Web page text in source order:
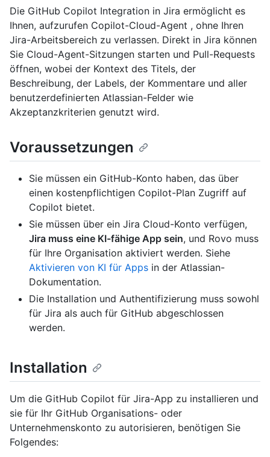
Die GitHub Copilot Integration in Jira ermöglicht es
Ihnen, aufzurufen Copilot-Cloud-Agent , ohne Ihren
Jira-Arbeitsbereich zu verlassen. Direkt in Jira können
Sie Cloud-Agent-Sitzungen starten und Pull-Requests
öffnen, wobei der Kontext des Titels, der
Beschreibung, der Labels, der Kommentare und aller
benutzerdefinierten Atlassian-Felder wie
Akzeptanzkriterien genutzt wird.
Voraussetzungen
Sie müssen ein GitHub-Konto haben, das über
einen kostenpflichtigen Copilot-Plan Zugriff auf
Copilot bietet.
Sie müssen über ein Jira Cloud-Konto verfügen,
Jira muss eine KI-fähige App sein, und Rovo muss
für Ihre Organisation aktiviert werden. Siehe
Aktivieren von KI für Apps in der Atlassian-
Dokumentation.
Die Installation und Authentifizierung muss sowohl
für Jira als auch für GitHub abgeschlossen
werden.
Installation
Um die GitHub Copilot für Jira-App zu installieren und
sie für Ihr GitHub Organisations- oder
Unternehmenskonto zu autorisieren, benötigen Sie
Folgendes: